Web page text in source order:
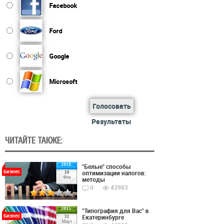
Facebook
Ford
Google
Microsoft
Голосовать
Результаты
ЧИТАЙТЕ ТАКЖЕ:
2018
10
Фев
Бизнес
"Белые" способы
оптимизации налогов:
методы
0
43983
2015
31
Март
Бизнес
"Типография для Вас" в
Екатеринбурге